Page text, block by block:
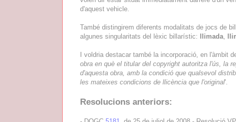
d'aquest vehicle.
També distingirem diferents modalitats de jocs de
algunes singularitats del lèxic billarístic:
llimada
I voldria destacar també la incorporació, en l'àmbit
obra en què el titular del copyright autoritza l'ús, la
d'aquesta obra, amb la condició que qualsevol
les mateixes condicions de llicència que l'original'.
Resolucions anteriors: